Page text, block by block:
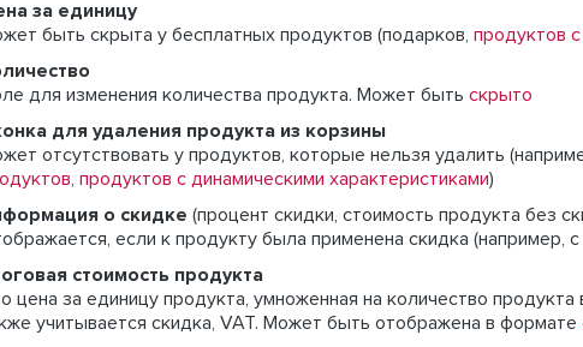
за единицу
быть скрыта у бесплатных продуктов (подарков, продуктов
для изменения количества продукта. Может быть скрыто
для удаления продукта из корзины
отсутствовать у продуктов, которые нельзя удалить
продуктов с динамическими характеристиками)
о скидке (процент скидки, стоимость продукта без
если к продукту была применена скидка (например,
стоимость продукта
цена за единицу продукта, умноженная на количество продукта
учитывается скидка, VAT. Может быть отображена в формате